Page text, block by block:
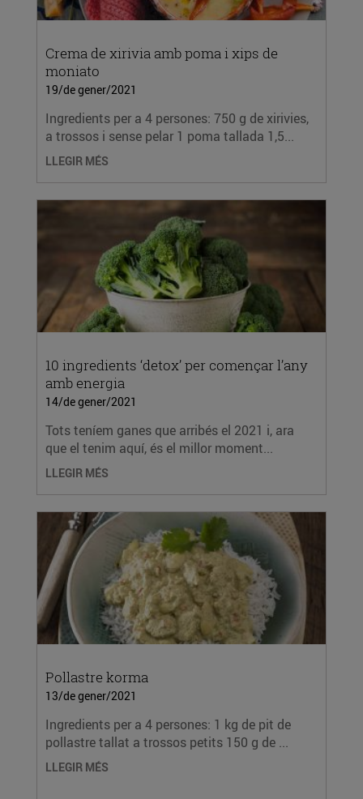
Crema de xirivia amb poma i xips de
moniato
19/de gener/2021
Ingredients per a 4 persones: 750 g de xirivies,
a trossos i sense pelar 1 poma tallada 1,5...
LLEGIR MÉS
10 ingredients ‘detox’ per començar l’any
amb energia
14/de gener/2021
Tots teníem ganes que arribés el 2021 i, ara
que el tenim aquí, és el millor moment...
LLEGIR MÉS
Pollastre korma
13/de gener/2021
Ingredients per a 4 persones: 1 kg de pit de
pollastre tallat a trossos petits 150 g de ...
LLEGIR MÉS